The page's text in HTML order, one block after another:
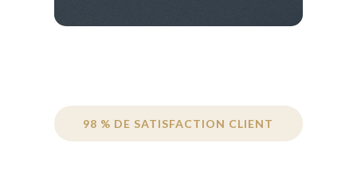
98 % DE SATISFACTION CLIENT